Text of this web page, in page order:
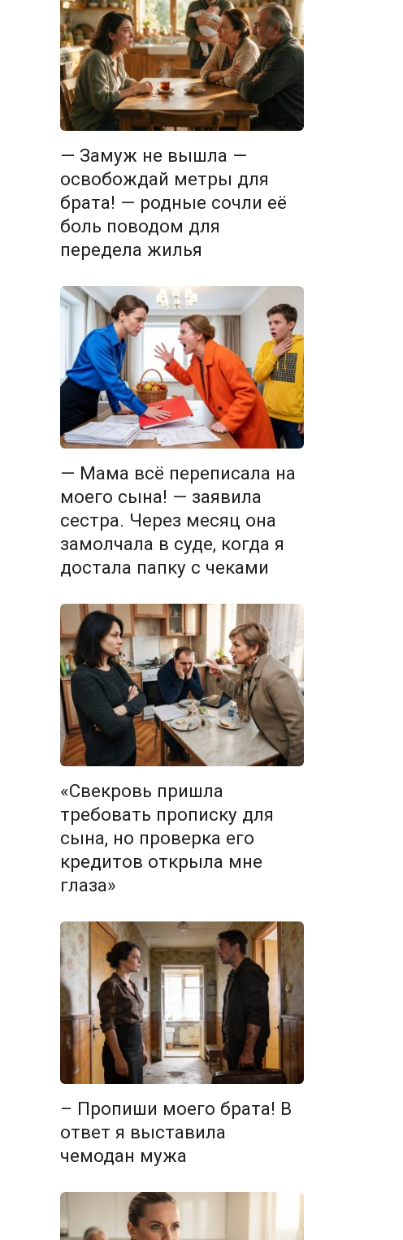
— Замуж не вышла —
освобождай метры для
брата! — родные сочли её
боль поводом для
передела жилья
— Мама всё переписала на
моего сына! — заявила
сестра. Через месяц она
замолчала в суде, когда я
достала папку с чеками
«Свекровь пришла
требовать прописку для
сына, но проверка его
кредитов открыла мне
глаза»
– Пропиши моего брата! В
ответ я выставила
чемодан мужа